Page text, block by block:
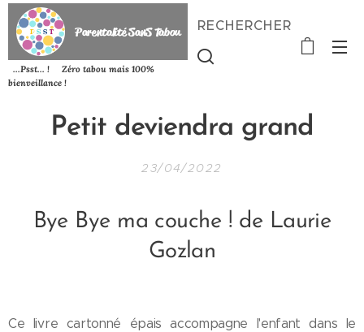
Parentalité SanSTabou
...Psst... ! Zéro tabou mais 100%
bienveillance !
RECHERCHER
Petit deviendra grand
23/04/2022
Bye Bye ma couche ! de Laurie
Gozlan
Ce livre cartonné épais accompagne l'enfant dans le